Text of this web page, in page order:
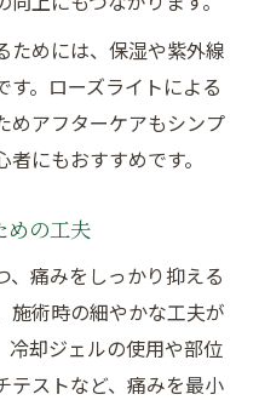
ためには、保湿や紫外線
。ローズライトによる
めアフターケアもシンプ
にもおすすめです。
めの工夫
、痛みをしっかり抑える
施術時の細やかな工夫が
冷却ジェルの使用や部位
テストなど、痛みを最小